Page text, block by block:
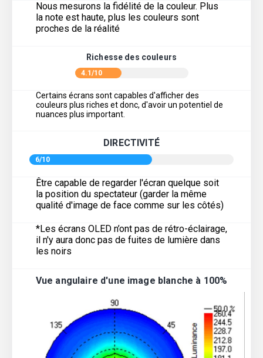
Nous mesurons la fidélité de la couleur. Plus
la note est haute, plus les couleurs sont
proches de la réalité
Richesse des couleurs
4.1/10
Certains écrans sont capables d'afficher des
couleurs plus riches et donc, d'avoir un potentiel de
nuances plus important.
DIRECTIVITÉ
6/10
Être capable de regarder l'écran quelque soit
la position du spectateur (garder la même
qualité d'image de face comme sur les côtés)
*Les écrans OLED n’ont pas de rétro-éclairage,
il n'y aura donc pas de fuites de lumière dans
les noirs
Vue angulaire d'une image blanche à 100%